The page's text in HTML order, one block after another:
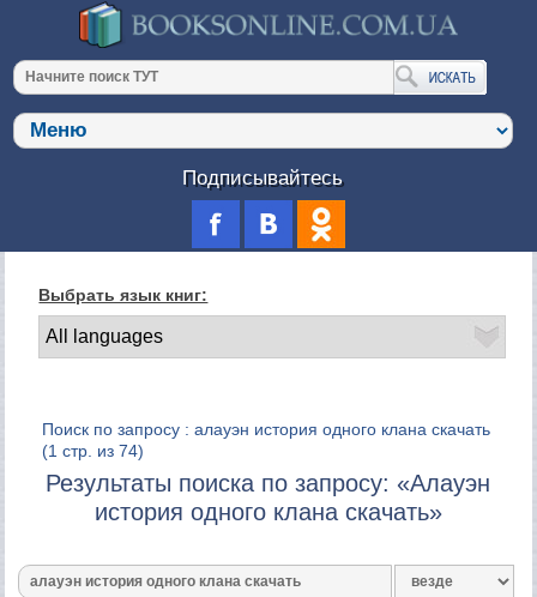
Подписывайтесь
Выбрать язык книг:
Поиск по запросу : алауэн история одного клана скачать
(1 стр. из 74)
Результаты поиска по запросу: «Алауэн
история одного клана скачать»